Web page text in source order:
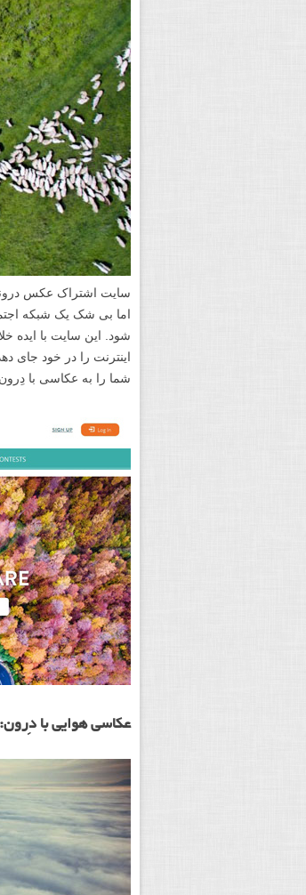
شود. این سایت با ایده
اینترنت را در خود جای
شما را به عکاسی با
عکاسی هوایی با